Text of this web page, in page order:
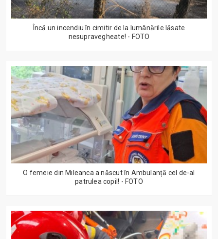
Încă un incendiu în cimitir de la lumânările lăsate
nesupravegheate! - FOTO
O femeie din Mileanca a născut în Ambulanță cel de-al
patrulea copil! - FOTO